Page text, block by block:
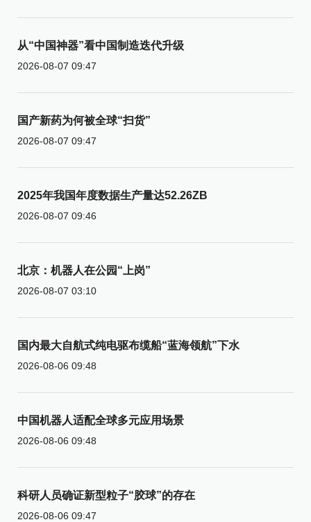
从“中国神器”看中国制造迭代升级
2026-08-07 09:47
国产新药为何被全球“扫货”
2026-08-07 09:47
2025年我国年度数据生产量达52.26ZB
2026-08-07 09:46
北京：机器人在公园“上岗”
2026-08-07 03:10
国内最大自航式纯电驱布缆船“蓝海领航”下水
2026-08-06 09:48
中国机器人适配全球多元应用场景
2026-08-06 09:48
科研人员确证新型粒子“胶球”的存在
2026-08-06 09:47